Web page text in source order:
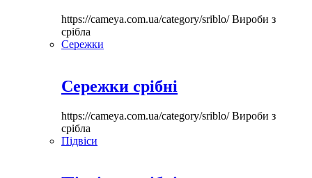
https://cameya.com.ua/category/sriblo/Вироби з
срібла
Сережки
Сережки срібні
https://cameya.com.ua/category/sriblo/Вироби з
срібла
Підвіси